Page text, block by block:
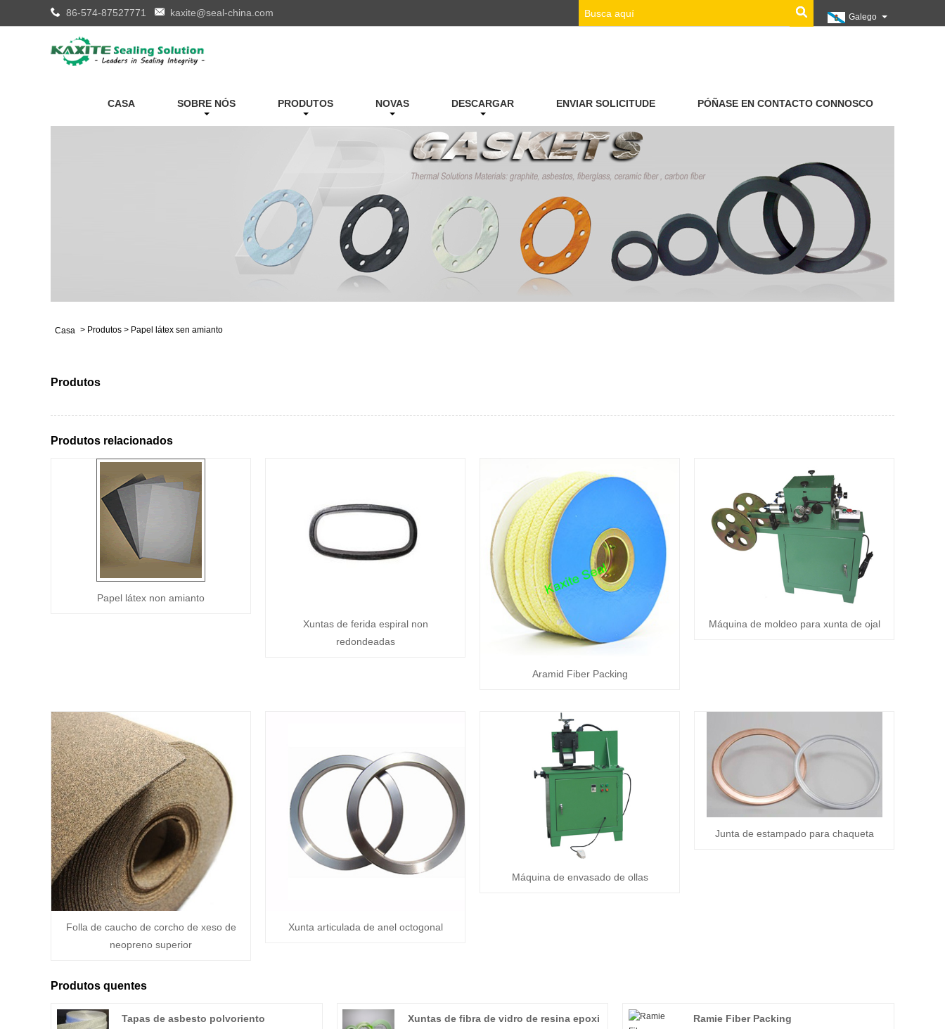
86-574-87527771 kaxite@seal-china.com Galego
CASA SOBRE NÓS PRODUTOS NOVAS DESCARGAR ENVIAR SOLICITUDE PÓÑASE EN CONTACTO CONNOSCO
Casa > Produtos > Papel látex sen amianto
Produtos
Produtos relacionados
Papel látex non amianto
Xuntas de ferida espiral non
redondeadas
Aramid Fiber Packing
Máquina de moldeo para xunta de ojal
Folla de caucho de corcho de xeso de
neopreno superior
Xunta articulada de anel octogonal
Máquina de envasado de ollas
Junta de estampado para chaqueta
Produtos quentes
Tapas de asbesto polvoriento Xuntas de fibra de vidro de resina epoxi Ramie Fiber Packing